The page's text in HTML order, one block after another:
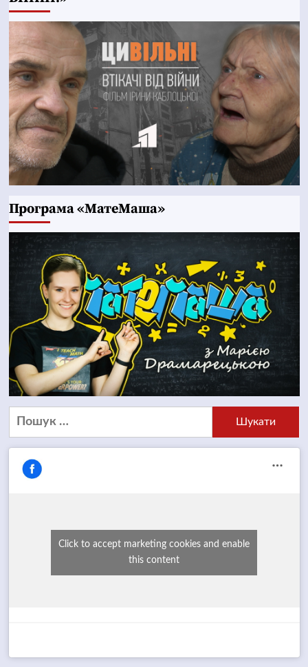
Програма «МатеМаша»
Пошук:
Click to accept marketing cookies and enable
this content